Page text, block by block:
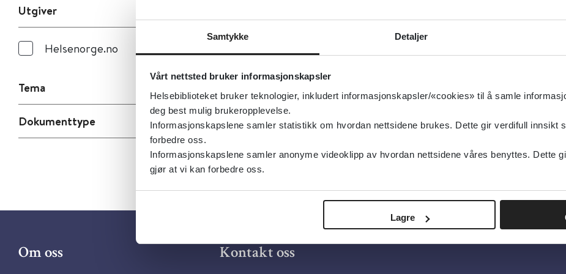
Samtykke Detaljer
Vårt nettsted bruker informasjonskapsler
Helsebiblioteket bruker teknologier, inkludert informasjonskapsler/«cookies» til å samle
deg best mulig brukeropplevelse.
Informasjonskapslene samler statistikk om hvordan nettsidene brukes. Dette gir verdifull innsikt
forbedre oss.
Informasjonskapslene samler anonyme videoklipp av hvordan nettsidene våres benyttes. Dette
gjør at vi kan forbedre oss.
Lagre
Utgiver
Helsenorge.no
Tema
Dokumenttype
Om oss Kontakt oss